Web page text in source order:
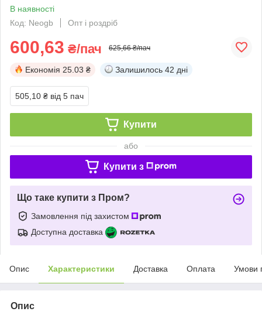
В наявності
Код: Neogb
Опт і роздріб
600,63 ₴/пач 625,66 ₴/пач
Економія 25.03 ₴ Залишилось 42 дні
505,10 ₴ від 5 пач
Купити
або
Купити з
Що таке купити з Пром?
Замовлення під захистом
Доступна доставка
Опис Характеристики Доставка Оплата Умови
Опис